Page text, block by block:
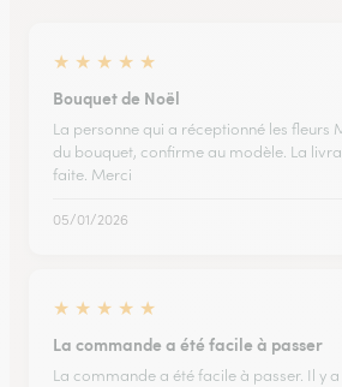
★ ★ ★ ★ ★
Bouquet de Noël
La personne qui a réceptionné les fleurs
du bouquet, confirme au modèle. La
faite. Merci
05/01/2026
★ ★ ★ ★ ★
La commande a été facile à passer
La commande a été facile à passer. Il y